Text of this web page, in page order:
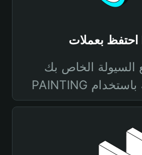
السيولة الخاص بك